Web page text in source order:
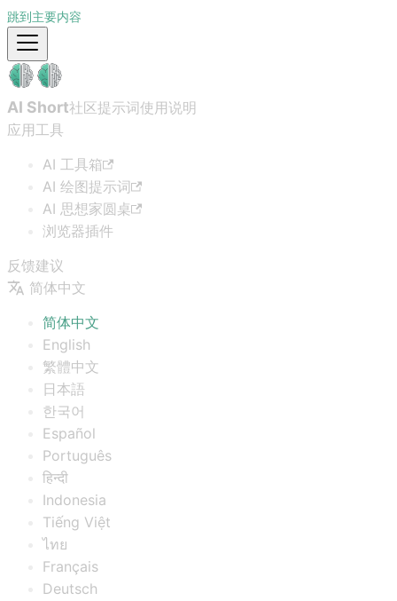
跳到主要内容
AI Short社区提示词使用说明
应用工具
AI 工具箱
AI 绘图提示词
AI 思想家圆桌
浏览器插件
反馈建议
简体中文
简体中文
English
繁體中文
日本語
한국어
Español
Português
हिन्दी
Indonesia
Tiếng Việt
ไทย
Français
Deutsch